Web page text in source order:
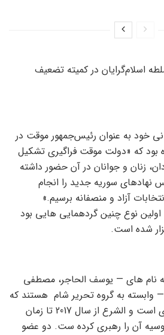
اسلام‌گرایان در کمیته تضعیف
خود به عنوان رئیس‌جمهور موقت در
داده بود که «دولت موقت فراگیری تشکیل
زنان و جوانان در آن حضور داشته
نهادهای سوریه جدید را انجام
آزاد و منصفانه برسیم.»
نوع چنین گردهمایی هایی بود
نام های — یوسف الحاجر، مصطفی
به گروه تحریر شام هستند که
یک سازمان نظامی جهادی است و الشرع از سال 2017 تا زمان
آن را رهبری کرده ست. دو عضو